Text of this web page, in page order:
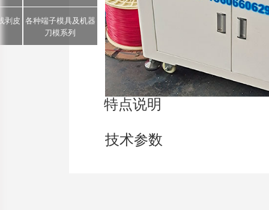
剥皮 各种端子模具及机器
刀模系列
特点说明
技术参数